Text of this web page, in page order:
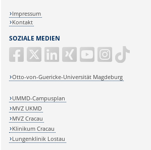
SOZIALE MEDIEN
Otto-von-Guericke-Universität Magdeburg
Impressum
Kontakt
UMMD-Campusplan
MVZ UKMD
MVZ Cracau
Klinikum Cracau
Lungenklinik Lostau